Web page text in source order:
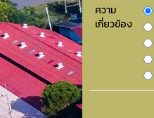
ความ
เกี่ยวข้อง